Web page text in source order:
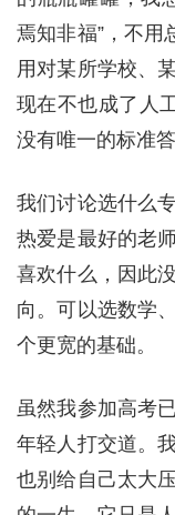
焉知非福”，不用
用对某所学校、
现在不也成了人
没有唯一的标准答
我们讨论选什么
热爱是最好的老
喜欢什么，因此
向。可以选数学
个更宽的基础。
虽然我参加高考
年轻人打交道。
也别给自己太大